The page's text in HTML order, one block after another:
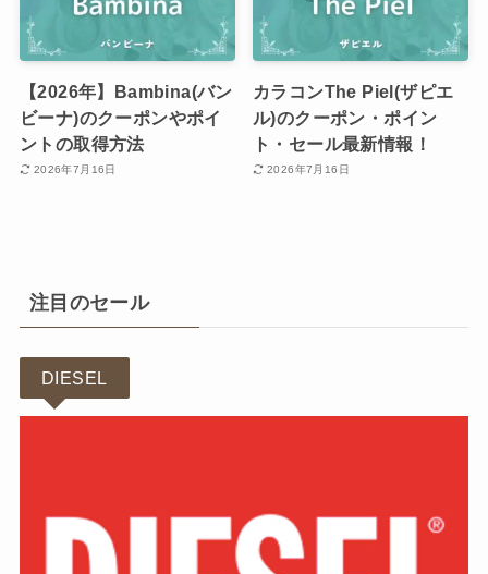
【2026年】Bambina(バン
ビーナ)のクーポンやポイ
ントの取得方法
2026年7月16日
カラコンThe Piel(ザピエ
ル)のクーポン・ポイン
ト・セール最新情報！
2026年7月16日
注目のセール
DIESEL